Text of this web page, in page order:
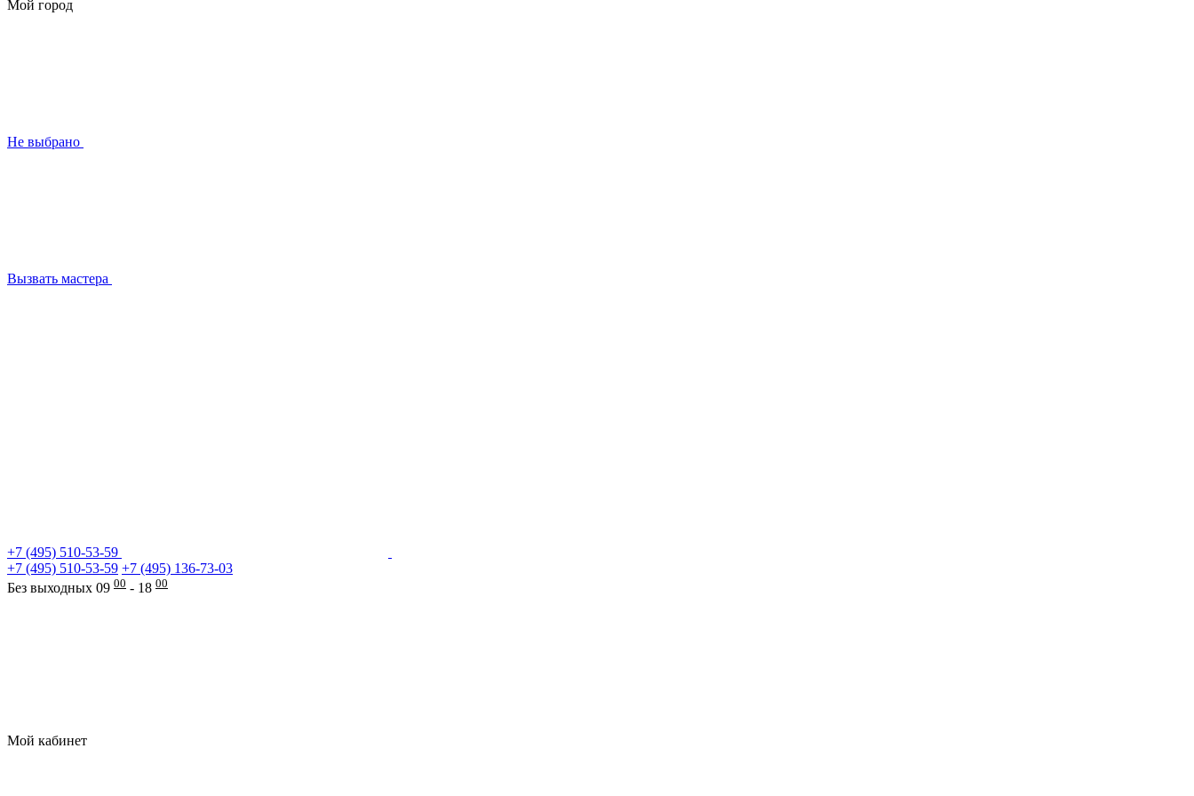
Мой город
Не выбрано
Вызвать мастера
+7 (495) 510-53-59
+7 (495) 510-53-59 +7 (495) 136-73-03
Без выходных 09 00 - 18 00
Мой кабинет